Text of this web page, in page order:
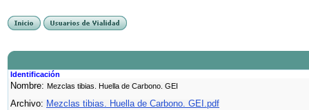
Identificación
Nombre: Mezclas tibias. Huella de Carbono. GEI
Archivo: Mezclas tibias. Huella de Carbono. GEI.pdf